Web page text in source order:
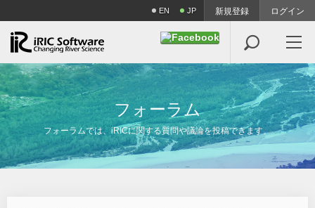
EN JP 新規登録 ログイン

フ ォ ーラム
フォーラムでは、iRICに関する質問や議論を投稿できます。